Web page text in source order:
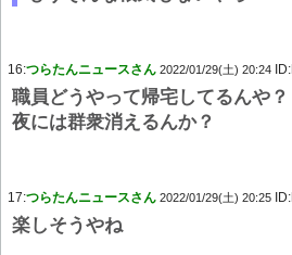
16:つらたんニュースさん 2022/01/29(土) 20:24 ID:
職員どうやって帰宅してるんや？
夜には群衆消えるんか？
17:つらたんニュースさん 2022/01/29(土) 20:25 ID:
楽しそうやね